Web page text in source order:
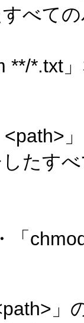
べて
**/*.txt
<path>
たす
「